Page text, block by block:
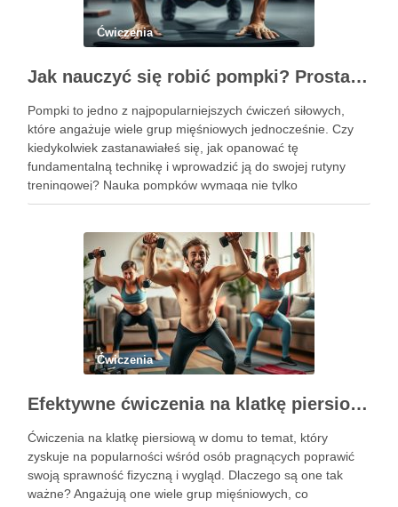
Ćwiczenia
Jak nauczyć się robić pompki? Prosta technika dla początkujących
Pompki to jedno z najpopularniejszych ćwiczeń siłowych,
które angażuje wiele grup mięśniowych jednocześnie. Czy
kiedykolwiek zastanawiałeś się, jak opanować tę
fundamentalną technikę i wprowadzić ją do swojej rutyny
treningowej? Nauka pompków wymaga nie tylko
determinacji, ale także zrozumienia poprawnej formy i
Ćwiczenia
Efektywne ćwiczenia na klatkę piersiową w domu – przewodnik po treningu
Ćwiczenia na klatkę piersiową w domu to temat, który
zyskuje na popularności wśród osób pragnących poprawić
swoją sprawność fizyczną i wygląd. Dlaczego są one tak
ważne? Angażują one wiele grup mięśniowych, co